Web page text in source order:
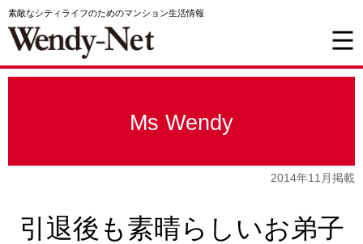
素敵なシティライフのためのマンション生活情報
Ms Wendy
2014年11月掲載
引退後も素晴らしいお弟子